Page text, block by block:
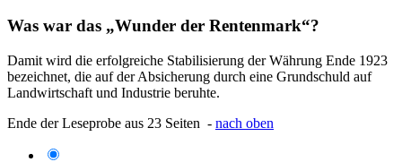
Was war das „Wunder der Rentenmark“?
Damit wird die erfolgreiche Stabilisierung der Währung Ende 1923
bezeichnet, die auf der Absicherung durch eine Grundschuld auf
Landwirtschaft und Industrie beruhte.
Ende der Leseprobe aus 23 Seiten - nach oben